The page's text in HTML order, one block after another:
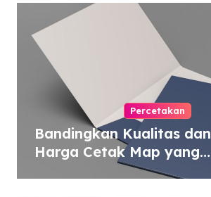
Percetakan
Bandingkan Kualitas dan
Harga Cetak Map yang
Murah atau Mahal